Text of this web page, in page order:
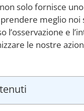
solo fornisce
meglio noi
l’osservazione e
le nostre